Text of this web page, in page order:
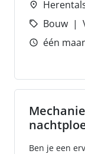
Bouw
één
Ben je een